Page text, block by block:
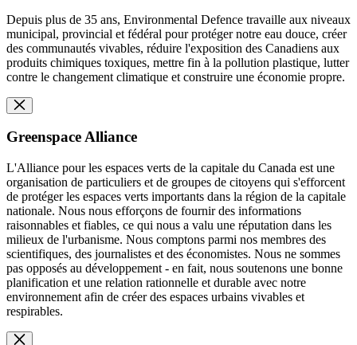
Depuis plus de 35 ans, Environmental Defence travaille aux niveaux
municipal, provincial et fédéral pour protéger notre eau douce, créer
des communautés vivables, réduire l'exposition des Canadiens aux
produits chimiques toxiques, mettre fin à la pollution plastique, lutter
contre le changement climatique et construire une économie propre.
Greenspace Alliance
L'Alliance pour les espaces verts de la capitale du Canada est une
organisation de particuliers et de groupes de citoyens qui s'efforcent
de protéger les espaces verts importants dans la région de la capitale
nationale. Nous nous efforçons de fournir des informations
raisonnables et fiables, ce qui nous a valu une réputation dans les
milieux de l'urbanisme. Nous comptons parmi nos membres des
scientifiques, des journalistes et des économistes. Nous ne sommes
pas opposés au développement - en fait, nous soutenons une bonne
planification et une relation rationnelle et durable avec notre
environnement afin de créer des espaces urbains vivables et
respirables.